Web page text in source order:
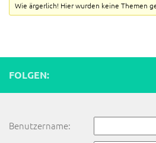
Wie ärgerlich! Hier wurden keine Themen
FOLGEN:
Benutzername: